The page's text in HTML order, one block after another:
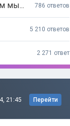
мы... 786 ответов
5 210 ответов
2 271 ответ
21:45 Перейти